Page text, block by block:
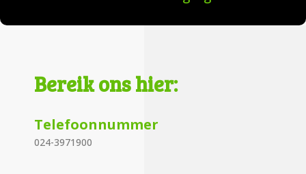
Bereik ons hier:
Telefoonnummer
024-3971900